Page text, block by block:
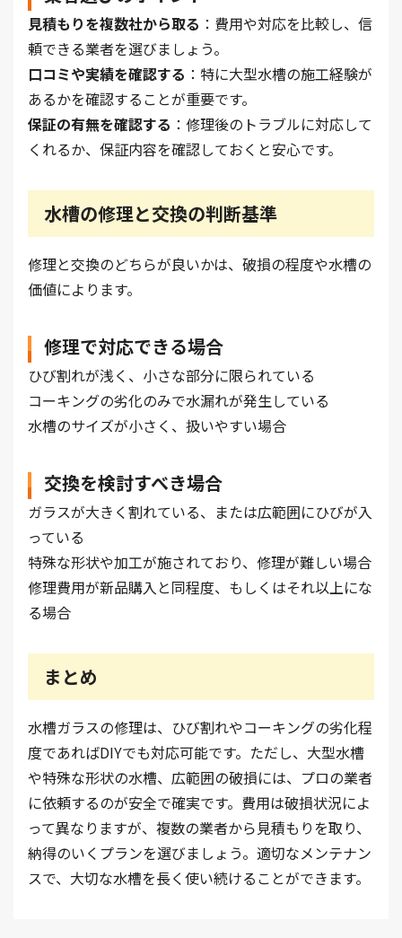
見積もりを複数社から取る ：費用や対応を比較し、信
頼できる業者を選びましょう。
口コミや実績を確認する ：特に大型水槽の施工経験が
あるかを確認することが重要です。
保証の有無を確認する ：修理後のトラブルに対応して
くれるか、保証内容を確認しておくと安心です。
水槽の修理と交換の判断基準
修理と交換のどちらが良いかは、破損の程度や水槽の
価値によります。
修理で対応できる場合
ひび割れが浅く、小さな部分に限られている
コーキングの劣化のみで水漏れが発生している
水槽のサイズが小さく、扱いやすい場合
交換を検討すべき場合
ガラスが大きく割れている、または広範囲にひびが入
っている
特殊な形状や加工が施されており、修理が難しい場合
修理費用が新品購入と同程度、もしくはそれ以上にな
る場合
まとめ
水槽ガラスの修理は、ひび割れやコーキングの劣化程
度であればDIYでも対応可能です。ただし、大型水槽
や特殊な形状の水槽、広範囲の破損には、プロの業者
に依頼するのが安全で確実です。費用は破損状況によ
って異なりますが、複数の業者から見積もりを取り、
納得のいくプランを選びましょう。適切なメンテナン
スで、大切な水槽を長く使い続けることができます。